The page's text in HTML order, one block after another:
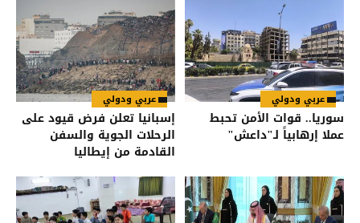
عربي ودولي
سوريا.. قوات الأمن تحبط
عملا إرهابياً لـ"داعش"
عربي ودولي
إسبانيا تعلن فرض قيود على
الرحلات الجوية والسفن
القادمة من إيطاليا